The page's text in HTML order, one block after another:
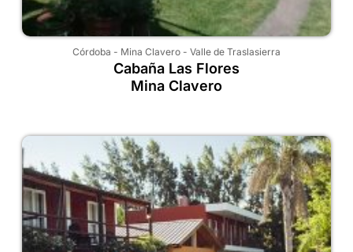
Córdoba - Mina Clavero - Valle de Traslasierra
Cabaña Las Flores
Mina Clavero